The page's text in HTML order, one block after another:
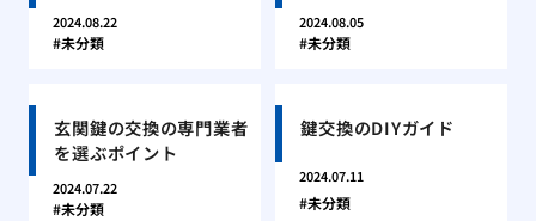
2024.08.22
未分類
2024.08.05
未分類
玄関鍵の交換の専門業者
を選ぶポイント
2024.07.22
未分類
鍵交換のDIYガイド
2024.07.11
未分類